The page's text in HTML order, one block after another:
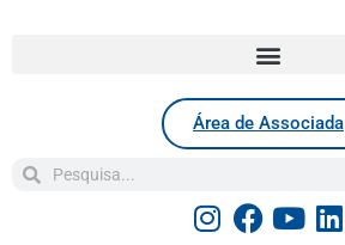
Área de Associada